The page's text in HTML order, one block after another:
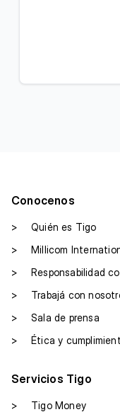
Conocenos
>
Quién es Tigo
>
Millicom
>
Responsabilidad
>
Trabajá con
>
Sala de prensa
>
Ética y
Servicios Tigo
>
Tigo Money